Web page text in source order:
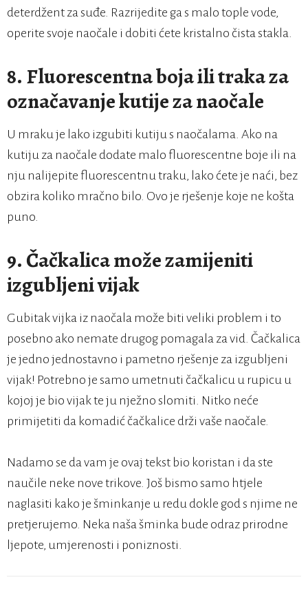
deterdžent za suđe. Razrijedite ga s malo tople vode,
operite svoje naočale i dobiti ćete kristalno čista stakla.
8. Fluorescentna boja ili traka za
označavanje kutije za naočale
U mraku je lako izgubiti kutiju s naočalama. Ako na
kutiju za naočale dodate malo fluorescentne boje ili na
nju nalijepite fluorescentnu traku, lako ćete je naći, bez
obzira koliko mračno bilo. Ovo je rješenje koje ne košta
puno.
9. Čačkalica može zamijeniti
izgubljeni vijak
Gubitak vijka iz naočala može biti veliki problem i to
posebno ako nemate drugog pomagala za vid. Čačkalica
je jedno jednostavno i pametno rješenje za izgubljeni
vijak! Potrebno je samo umetnuti čačkalicu u rupicu u
kojoj je bio vijak te ju nježno slomiti. Nitko neće
primijetiti da komadić čačkalice drži vaše naočale.
Nadamo se da vam je ovaj tekst bio koristan i da ste
naučile neke nove trikove. Još bismo samo htjele
naglasiti kako je šminkanje u redu dokle god s njime ne
pretjerujemo. Neka naša šminka bude odraz prirodne
ljepote, umjerenosti i poniznosti.